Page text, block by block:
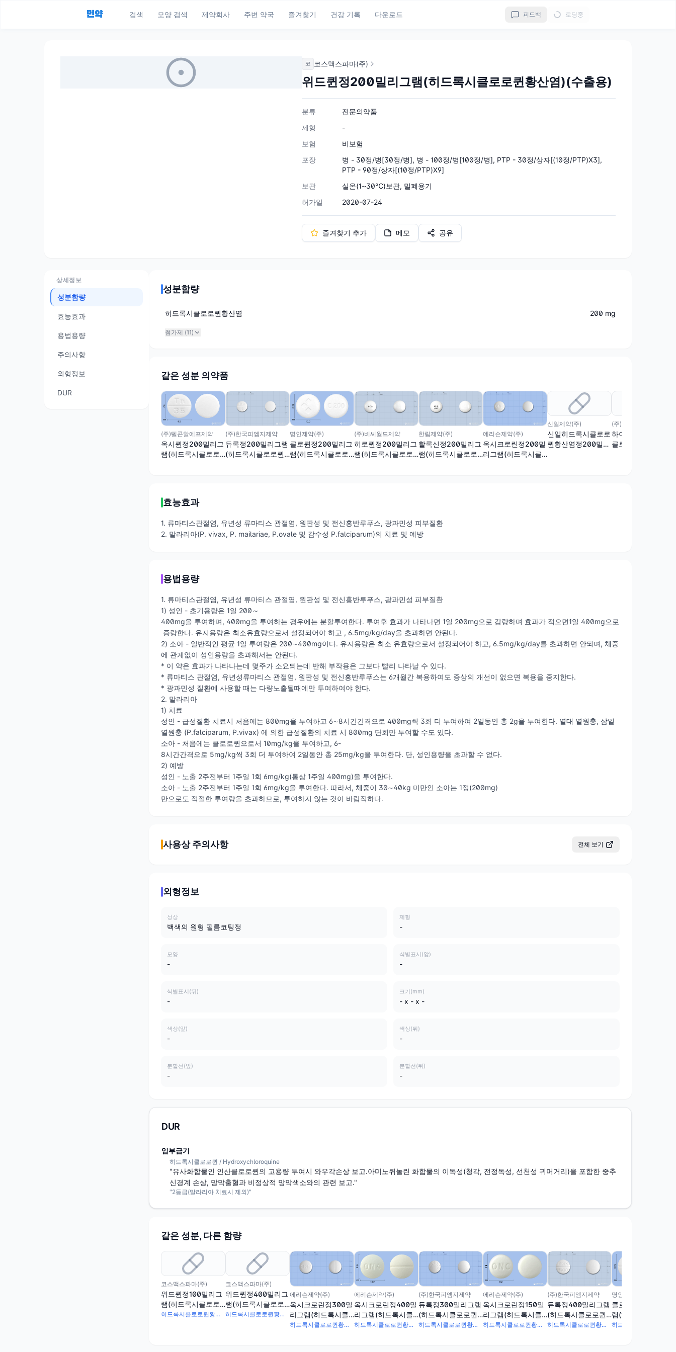
먼약 검색 모양 검색 제약회사 주변 약국 즐겨찾기 건강 기록 다운로드 피드백 로딩중
코 코스맥스파마(주)
위드퀸정200밀리그램(히드록시클로로퀸황산염)(수출용)
분류
전문의약품
제형
-
보험
비보험
포장
병 - 30정/병[30정/병], 병 - 100정/병[100정/병], PTP - 30정/상자[(10정/PTP)X3],
PTP - 90정/상자[(10정/PTP)X9]
보관
실온(1~30℃)보관, 밀폐용기
허가일
2020-07-24
즐겨찾기 추가 메모 공유
상세정보
성분함량
효능효과
용법용량
주의사항
외형정보
DUR
성분함량
히드록시클로로퀸황산염 200 mg
첨가제 (11)
같은 성분 의약품
(주)텔콘알에프제약
옥시퀸정200밀리그
램(히드록시클로로
(주)한국피엠지제약
듀록정200밀리그램
(히드록시클로로퀸
명인제약(주)
클로퀸정200밀리그
램(히드록시클로로
(주)비씨월드제약
히로퀸정200밀리그
램(히드록시클로로
한림제약(주)
할록신정200밀리그
램(히드록시클로로
에리슨제약(주)
옥시크로린정200밀
리그램(히드록시클
신일제약(주)
신일히드록시클로로
퀸황산염정200밀리
(주)킴스제약
하이퀸정(히드록시
클로로퀸황산염)(수
효능효과
1. 류마티스관절염, 유년성 류마티스 관절염, 원판성 및 전신홍반루푸스, 광과민성 피부질환
2. 말라리아(P. vivax, P. mailariae, P.ovale 및 감수성 P.falciparum)의 치료 및 예방
용법용량
1. 류마티스관절염, 유년성 류마티스 관절염, 원판성 및 전신홍반루푸스, 광과민성 피부질환
1) 성인 - 초기용량은 1일 200～
400mg을 투여하며, 400mg을 투여하는 경우에는 분할투여한다. 투여후 효과가 나타나면 1일 200mg으로 감량하며 효과가 적으면1일 400mg으로
증량한다. 유지용량은 최소유효량으로서 설정되어야 하고 , 6.5mg/kg/day을 초과하면 안된다.
2) 소아 - 일반적인 평균 1일 투여량은 200∼400mg이다. 유지용량은 최소 유효량으로서 설정되어야 하고, 6.5mg/kg/day를 초과하면 안되며, 체중
에 관계없이 성인용량을 초과해서는 안된다.
* 이 약은 효과가 나타나는데 몇주가 소요되는데 반해 부작용은 그보다 빨리 나타날 수 있다.
* 류마티스 관절염, 유년성류마티스 관절염, 원판성 및 전신홍반루푸스는 6개월간 복용하여도 증상의 개선이 없으면 복용을 중지한다.
* 광과민성 질환에 사용할 때는 다량노출될때에만 투여하여야 한다.
2. 말라리아
1) 치료
성인 - 급성질환 치료시 처음에는 800mg을 투여하고 6∼8시간간격으로 400mg씩 3회 더 투여하여 2일동안 총 2g을 투여한다. 열대 열원충, 삼일
열원충 (P.falciparum, P.vivax) 에 의한 급성질환의 치료 시 800mg 단회만 투여할 수도 있다.
소아 - 처음에는 클로로퀸으로서 10mg/kg을 투여하고, 6-
8시간간격으로 5mg/kg씩 3회 더 투여하여 2일동안 총 25mg/kg을 투여한다. 단, 성인용량을 초과할 수 없다.
2) 예방
성인 - 노출 2주전부터 1주일 1회 6mg/kg(통상 1주일 400mg)을 투여한다.
소아 - 노출 2주전부터 1주일 1회 6mg/kg을 투여한다. 따라서, 체중이 30∼40kg 미만인 소아는 1정(200mg)
만으로도 적절한 투여량을 초과하므로, 투여하지 않는 것이 바람직하다.
사용상 주의사항 전체 보기
외형정보
성상
백색의 원형 필름코팅정
제형
-
모양
-
식별표시(앞)
-
식별표시(뒤)
-
크기(mm)
- x - x -
색상(앞)
-
색상(뒤)
-
분할선(앞)
-
분할선(뒤)
-
DUR
임부금기
히드록시클로로퀸 / Hydroxychloroquine
"유사화합물인 인산클로로퀸의 고용량 투여시 와우각손상 보고.아미노퀴놀린 화합물의 이독성(청각, 전정독성, 선천성 귀머거리)을 포함한 중추
신경계 손상, 망막출혈과 비정상적 망막색소와의 관련 보고."
"2등급(말라리아 치료시 제외)"
같은 성분, 다른 함량
코스맥스파마(주)
위드퀸정100밀리그
램(히드록시클로로
퀸황산염)(수출용)히드록시클로로퀸황산염 100mg
코스맥스파마(주)
위드퀸정400밀리그
램(히드록시클로로
퀸황산염)(수출용)히드록시클로로퀸황산염 400mg
에리슨제약(주)
옥시크로린정300밀
리그램(히드록시클
로로퀸황산염)
히드록시클로로퀸황산염 300mg
에리슨제약(주)
옥시크로린정400밀
리그램(히드록시클
로로퀸황산염)
히드록시클로로퀸황산염 400mg
(주)한국피엠지제약
듀록정300밀리그램
(히드록시클로로퀸
황산염)
히드록시클로로퀸황산염 300mg
에리슨제약(주)
옥시크로린정150밀
리그램(히드록시클
로로퀸황산염)
히드록시클로로퀸황산염 150mg
(주)한국피엠지제약
듀록정400밀리그램
(히드록시클로로퀸
황산염)
히드록시클로로퀸황산염 400mg
명인제약(주)
클로퀸정400밀리그
램(히드록시클로로
퀸황산염)